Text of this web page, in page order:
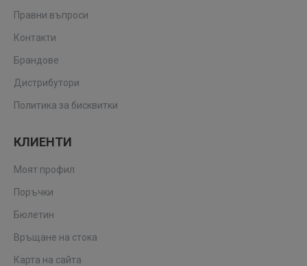
Правни въпроси
Контакти
Брандове
Дистрибутори
Политика за бисквитки
КЛИЕНТИ
Моят профил
Поръчки
Бюлетин
Връщане на стока
Карта на сайта